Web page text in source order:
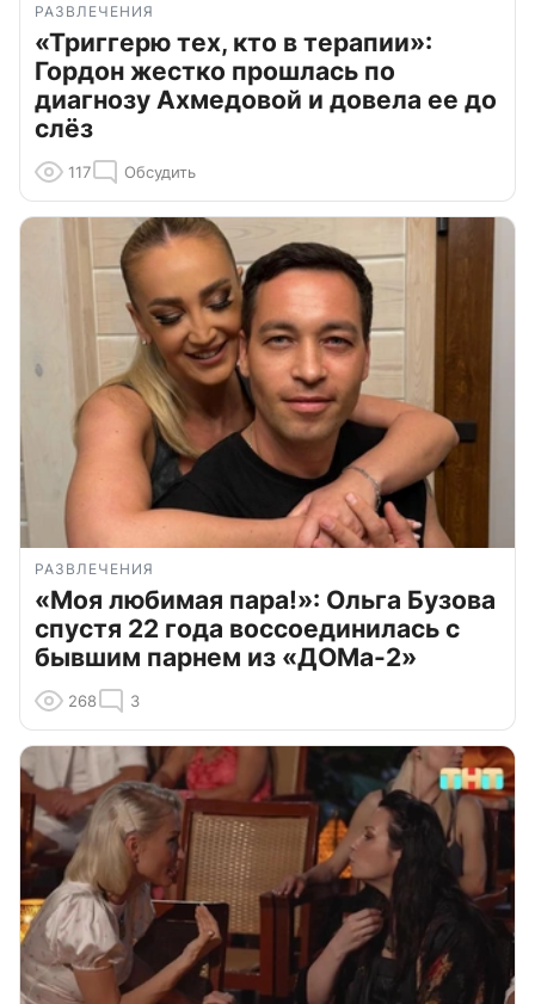
РАЗВЛЕЧЕНИЯ
«Триггерю тех, кто в терапии»:
Гордон жестко прошлась по
диагнозу Ахмедовой и довела ее до
слёз
117 Обсудить
РАЗВЛЕЧЕНИЯ
«Моя любимая пара!»: Ольга Бузова
спустя 22 года воссоединилась с
бывшим парнем из «ДОМа-2»
268 3